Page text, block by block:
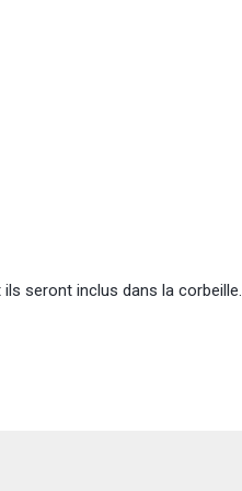
seront inclus dans la corbeille.